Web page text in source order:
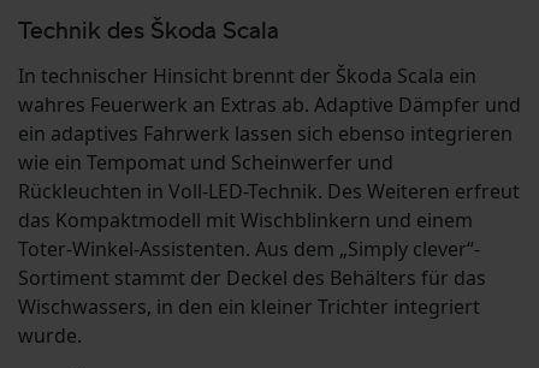
Technik des Škoda Scala
In technischer Hinsicht brennt der Škoda Scala ein
wahres Feuerwerk an Extras ab. Adaptive Dämpfer und
ein adaptives Fahrwerk lassen sich ebenso integrieren
wie ein Tempomat und Scheinwerfer und
Rückleuchten in Voll-LED-Technik. Des Weiteren erfreut
das Kompaktmodell mit Wischblinkern und einem
Toter-Winkel-Assistenten. Aus dem „Simply clever“-
Sortiment stammt der Deckel des Behälters für das
Wischwassers, in den ein kleiner Trichter integriert
wurde.